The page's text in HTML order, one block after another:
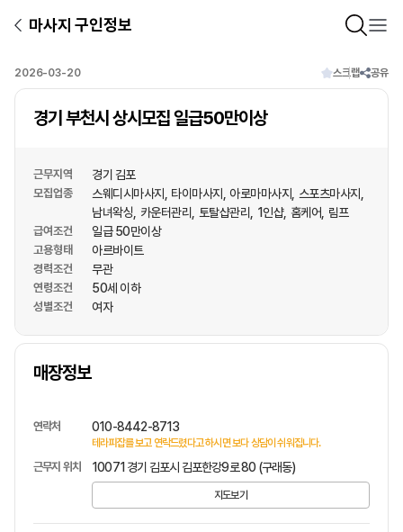
마사지 구인정보
2026-03-20 스크랩 공유
경기 부천시 상시모집 일급50만이상
근무지역 경기 김포
모집업종 스웨디시마사지 타이마사지 아로마마사지
스포츠마사지
남녀왁싱 카운터관리 토탈샵관리 1인샵 홈케어 림프
급여조건 일급 50만이상
고용형태 아르바이트
경력조건 무관
연령조건 50세 이하
성별조건 여자
매장정보
상호명
연락처 010-8442-8713
테라피잡를 보고 연락드렸다고 하시면 보다 상담이 쉬워집니다.
근무지 위치 10071 경기 김포시 김포한강9로 80 (구래동)
지도보기